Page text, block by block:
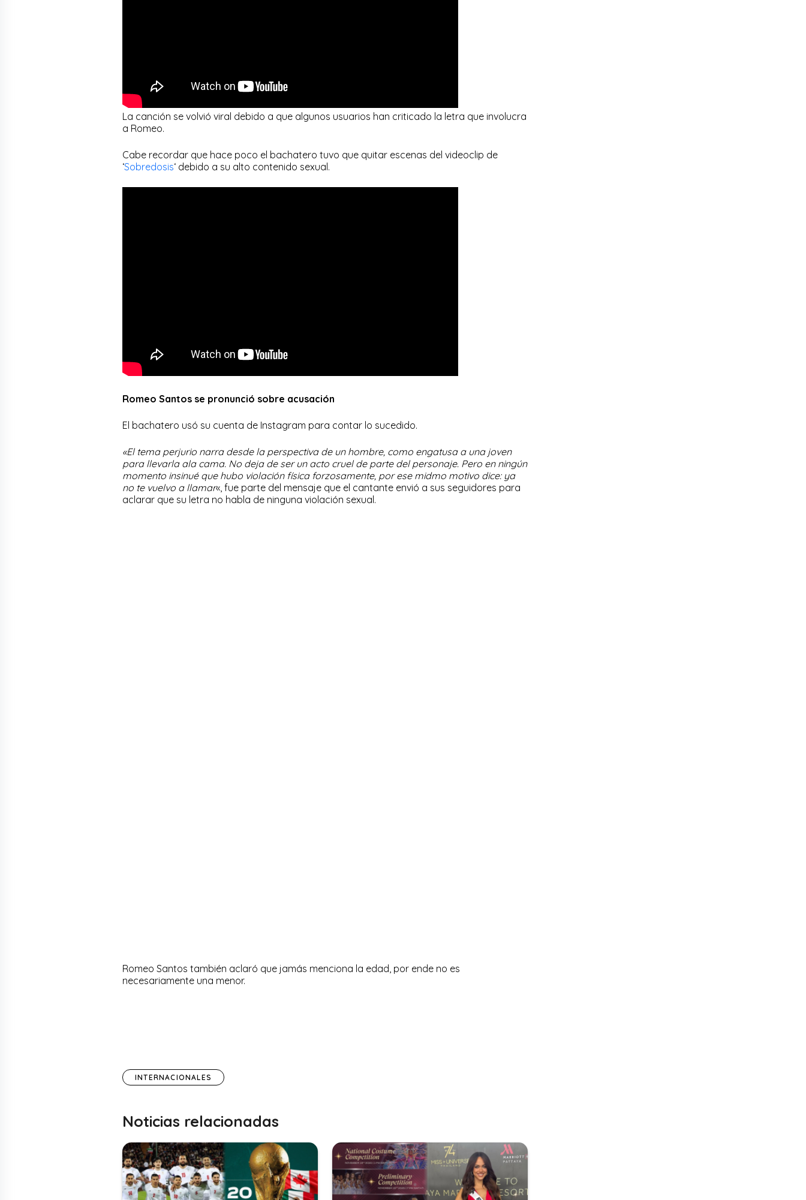
La canción se volvió viral debido a que algunos usuarios han criticado la letra que involucra
a Romeo.
Cabe recordar que hace poco el bachatero tuvo que quitar escenas del videoclip de
‘Sobredosis‘ debido a su alto contenido sexual.
Romeo Santos se pronunció sobre acusación
El bachatero usó su cuenta de Instagram para contar lo sucedido.
«El tema perjurio narra desde la perspectiva de un hombre, como engatusa a una joven
para llevarla ala cama. No deja de ser un acto cruel de parte del personaje. Pero en ningún
momento insinué que hubo violación física forzosamente, por ese midmo motivo dice: ya
no te vuelvo a llamar«, fue parte del mensaje que el cantante envió a sus seguidores para
aclarar que su letra no habla de ninguna violación sexual.
Romeo Santos también aclaró que jamás menciona la edad, por ende no es
necesariamente una menor.
INTERNACIONALES
Noticias relacionadas